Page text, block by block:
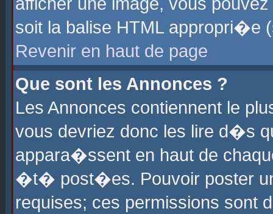
soit la balise HTML
Revenir en haut de page
Que sont les Annonces ?
Les Annonces contiennent le
vous devriez donc les lire d�s
appara�ssent en haut de
�t� post�es. Pouvoir poster
requises; ces permissions sont